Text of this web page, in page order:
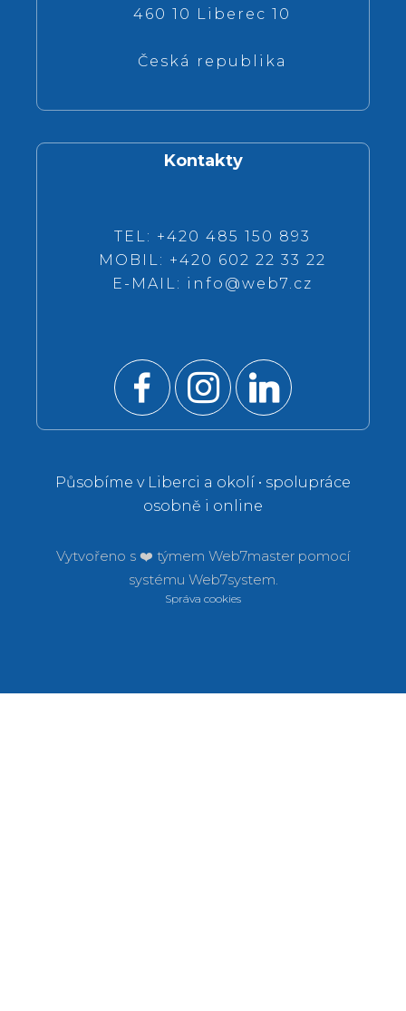
460 10 Liberec 10
Česká republika
Kontakty
TEL: +420 485 150 893
MOBIL: +420 602 22 33 22
E-MAIL: info@web7.cz
Působíme v Liberci a okolí • spolupráce
osobně i online
Vytvořeno s ❤️ týmem Web7master pomocí
systému Web7system.
Správa cookies